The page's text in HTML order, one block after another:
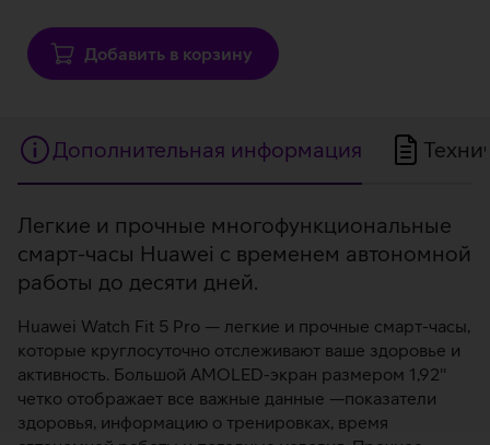
Добавить в корзину
Дополнительная информация
Дополнительная
информация
Легкие и прочные многофункциональные
смарт-часы Huawei с временем автономной
работы до десяти дней.
Huawei Watch Fit 5 Pro — легкие и прочные смарт-часы,
которые круглосуточно отслеживают ваше здоровье и
активность. Большой AMOLED-экран размером 1,92''
четко отображает все важные данные —показатели
здоровья, информацию о тренировках, время